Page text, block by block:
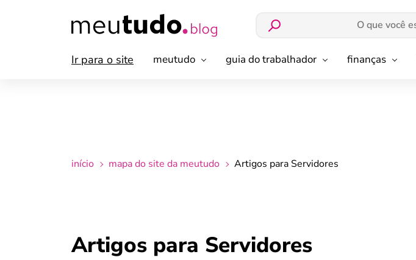
Ir para o site meutudo guia do trabalhador finanças
início mapa do site da meutudo Artigos para Servidores
Artigos para Servidores